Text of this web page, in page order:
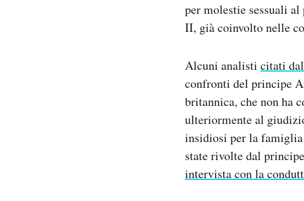
per molestie sessuali
II, già coinvolto nelle
Alcuni analisti citati
confronti del principe
britannica, che non ha
ulteriormente al
insidiosi per la famiglia
state rivolte dal
intervista con la